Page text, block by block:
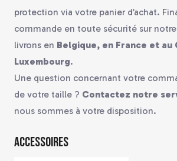
protection via votre panier d’achat.
commande en toute sécurité sur
livrons en Belgique, en France et au
Luxembourg.
Une question concernant votre
de votre taille ? Contactez notre
nous sommes à votre disposition.
Accessoires